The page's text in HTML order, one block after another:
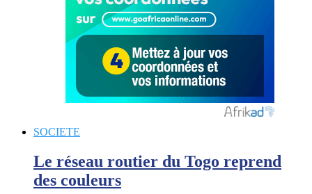
SOCIETE
Le réseau routier du Togo reprend
des couleurs